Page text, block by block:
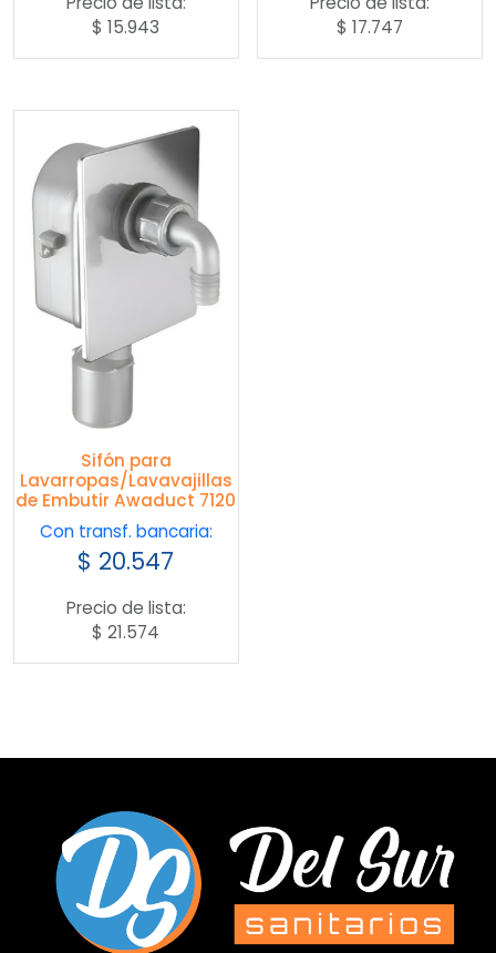
$ 15.943
$ 17.747
Sifón para
Lavarropas/Lavavajillas
de Embutir Awaduct 7120
Con transf. bancaria:
$ 20.547
Precio de lista:
$ 21.574